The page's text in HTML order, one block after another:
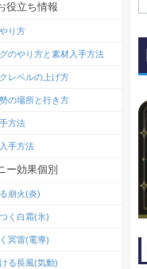
役立ち情報
り方
のやり方と素材入手方法
レベルの上げ方
の場所と行き方
方法
手方法
ー効果個別
崩火(炎)
く白霜(氷)
冥雷(電導)
る長風(気動)